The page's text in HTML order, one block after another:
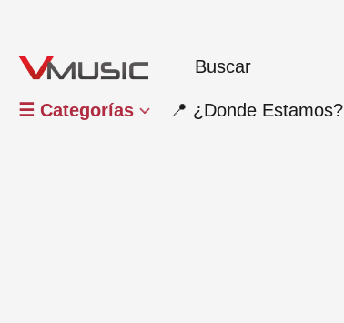
☰ Categorías 📍 ¿Donde Estamos?